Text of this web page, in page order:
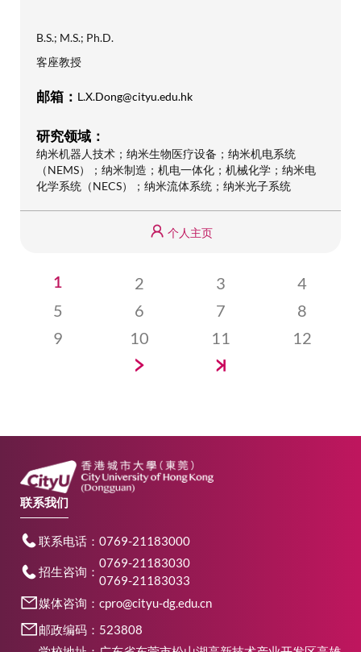
B.S.; M.S.; Ph.D.
客座教授
邮箱： L.X.Dong@cityu.edu.hk
研究领域：
纳米机器人技术；纳米生物医疗设备；纳米机电系统
（NEMS）；纳米制造；机电一体化；机械化学；纳米电
化学系统（NECS）；纳米流体系统；纳米光子系统
个人主页
当
页
1 Page
2 Page
3 Page
4
Page
5 Page
6 Page
7 Page
8
Page
9 Page
10 Page
11 Page
12
下
末
联系我们
联系电话：0769-21183000
招生咨询：
0769-21183030
0769-21183033
媒体咨询：cpro@cityu-dg.edu.cn
邮政编码：523808